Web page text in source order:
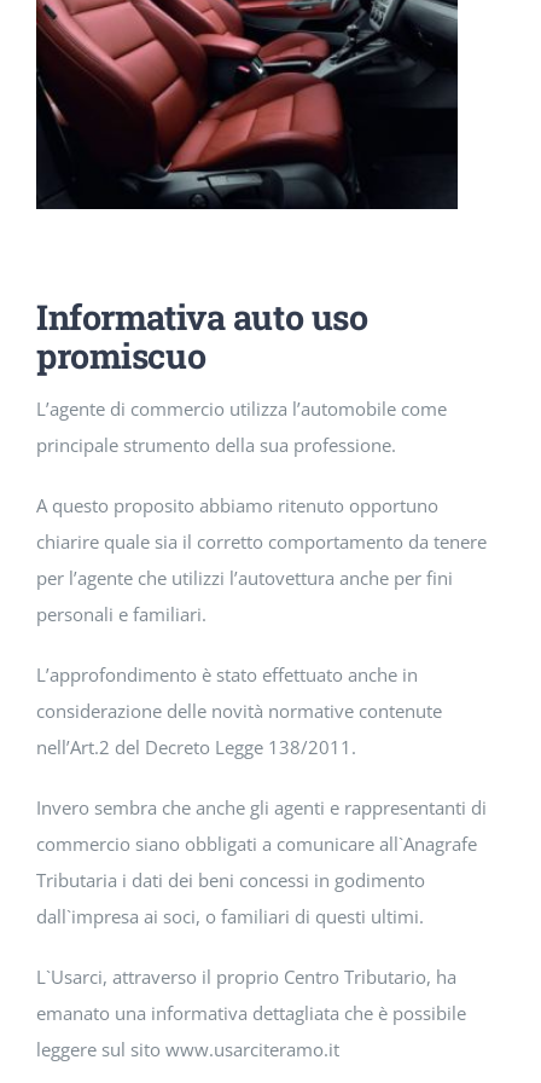
DOWNLOAD
SOSTENIBILITÀ
Informativa auto uso
promiscuo
L’agente di commercio utilizza l’automobile come
principale strumento della sua professione.
A questo proposito abbiamo ritenuto opportuno
chiarire quale sia il corretto comportamento da tenere
per l’agente che utilizzi l’autovettura anche per fini
personali e familiari.
L’approfondimento è stato effettuato anche in
considerazione delle novità normative contenute
nell’Art.2 del Decreto Legge 138/2011.
Invero sembra che anche gli agenti e rappresentanti di
commercio siano obbligati a comunicare all`Anagrafe
Tributaria i dati dei beni concessi in godimento
dall`impresa ai soci, o familiari di questi ultimi.
L`Usarci, attraverso il proprio Centro Tributario, ha
emanato una informativa dettagliata che è possibile
leggere sul sito www.usarciteramo.it